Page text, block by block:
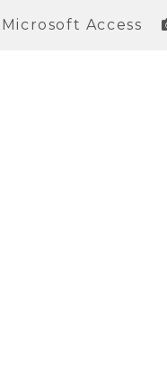
Microsoft Access